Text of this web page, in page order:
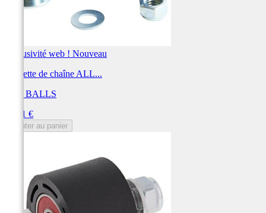
Exclusivité web ! Nouveau
Roulette de chaîne ALL...
ALL BALLS
35,01 €
Ajouter au panier